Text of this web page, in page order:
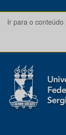
Ir para o conteúdo